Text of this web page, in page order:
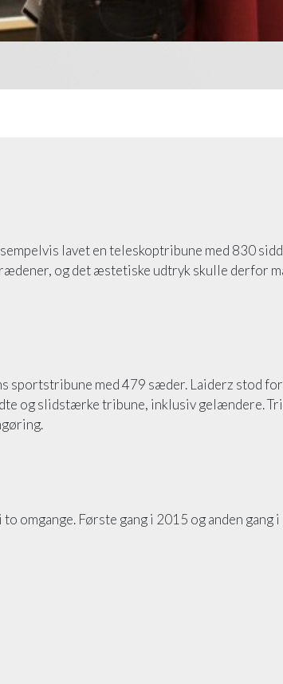
lavet en teleskoptribune med 830
og det æstetiske udtryk skulle derfor
sportstribune med 479 sæder. Laiderz stod for
og slidstærke tribune, inklusiv gelændere.
omgange. Første gang i 2015 og anden gang